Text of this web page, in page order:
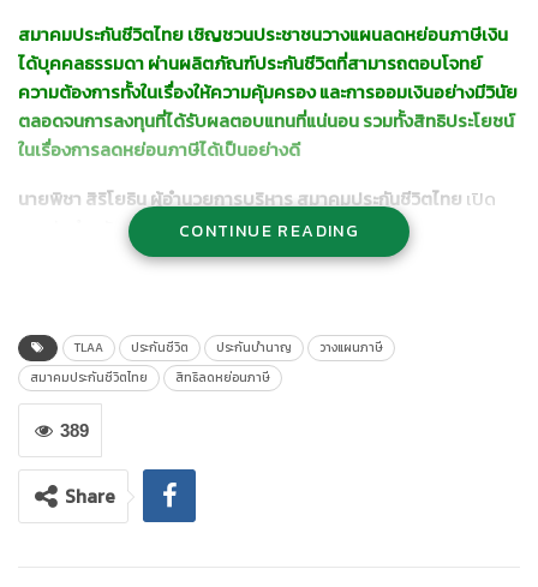
สมาคมประกันชีวิตไทย เชิญชวนประชาชนวางแผนลดหย่อนภาษีเงิน
ได้บุคคลธรรมดา ผ่านผลิตภัณฑ์ประกันชีวิตที่สามารถตอบโจทย์
ความต้องการทั้งในเรื่องให้ความคุ้มครอง และการออมเงินอย่างมีวินัย
ตลอดจนการลงทุนที่ได้รับผลตอบแทนที่แน่นอน รวมทั้งสิทธิประโยชน์
ในเรื่องการลดหย่อนภาษีได้เป็นอย่างดี
นายพิชา สิริโยธิน ผู้อำนวยการบริหาร สมาคมประกันชีวิตไทย เปิด
เผยว่า สำหรับประชาชนที่กำลังวางแผนภาษีและกำลังมองหา
ผลิตภัณฑ์ทางการเงินที่มาตอบโจทย์เรื่องการลดหย่อนภาษี สมาคม
ทางด้านการเงิน เป็นทั้งการออมและมีความคุ้มครองทั้งชีวิตและ
สุขภาพในเวลาเดียวกัน ถือเป็นการปูรากฐานให้กับชีวิตเพื่ออนาคตที่
มั่นคง รวมทั้งยังสามารถนำเบี้ยประกันชีวิตที่ชำระในรอบปีสำหรับ
กรมธรรม์ประกันชีวิตที่มีกำหนดระยะเวลาคุ้มครอง ตั้งแต่ 10 ปี ขึ้นไป
หากมีการจ่ายเงินคืนระหว่างสัญญา เงินที่ได้รับคืนต้องไม่เกิน 20%
ของเบี้ยประกันชีวิตรายปี โดยสามารถนำเบี้ยประกันชีวิตที่ชำระมาลด
หย่อนภาษีเงินได้สูงสุดถึง 100,000 บาท และสำหรับประกันภัย
CONTINUE READING
TLAA ประกันชีวิต ประกันบำนาญ
วางแผนภาษี
สมาคมประกันชีวิตไทย
สิทธิลดหย่อนภาษี
389
Share